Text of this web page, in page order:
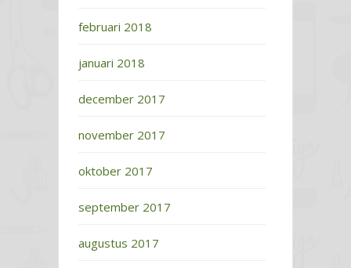
februari 2018
januari 2018
december 2017
november 2017
oktober 2017
september 2017
augustus 2017